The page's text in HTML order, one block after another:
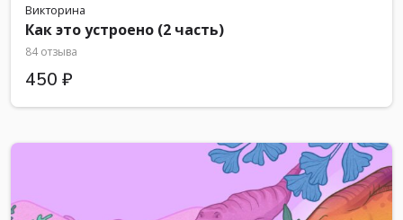
Викторина
Как это устроено (2 часть)
84 отзыва
450 ₽